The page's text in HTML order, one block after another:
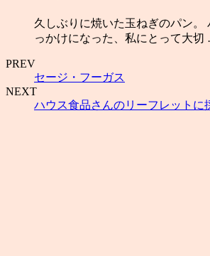
久しぶりに焼いた玉ねぎのパン。
っかけになった、私にとって大
PREV
セージ・フーガス
NEXT
ハウス食品さんのリーフレットに